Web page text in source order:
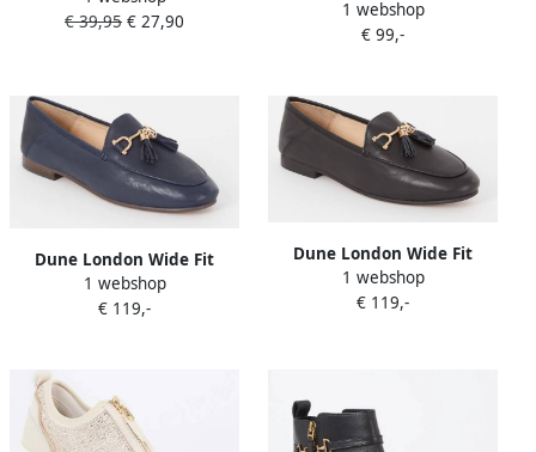
€ 39,95 € 27,90
ballerina van leer
1 webshop
€ 99,-
Dune London Wide Fit
Greysons loafer van leer
1 webshop
€ 119,-
Dune London Wide Fit
Greysons loafer van leer
1 webshop
€ 119,-